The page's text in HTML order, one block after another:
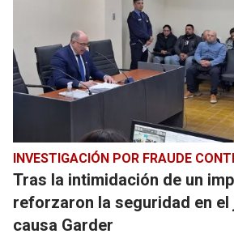
INVESTIGACIÓN POR FRAUDE
Tras la intimidación de un
reforzaron la seguridad en el
causa Garder